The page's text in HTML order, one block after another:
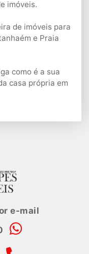
imóveis.
de imóveis para
e Praia
como é a sua
casa própria em
e-mail